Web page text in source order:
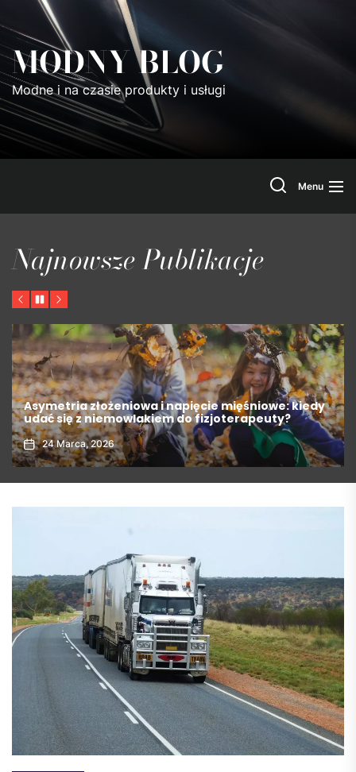
to
the
content
MODNY BLOG
Modne i na czasie produkty i usługi
SearchMenu
Najnowsze Publikacje
Previous
PauseNext
Design w stylu góralskim – jak wyglądają
nowoczesne wnętrza apartamentów?
15 Marca, 2026